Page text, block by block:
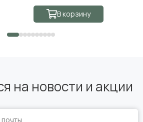
В корзину
на новости и акции